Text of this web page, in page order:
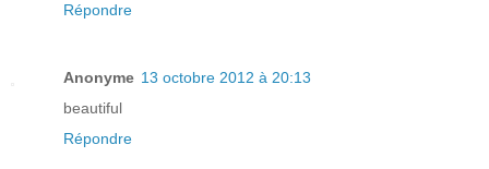
Répondre
Anonyme 13 octobre 2012 à 20:13
beautiful
Répondre